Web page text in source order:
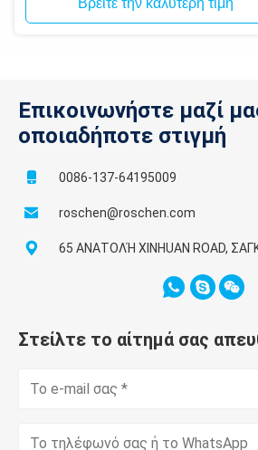
Βρείτε την καλύτερη τιμή
Επικοινωνήστε μαζί
οποιαδήποτε στιγμή
0086-137-64195009
roschen@roschen.com
65 ΑΝΑΤΟΛΉ XINHUAN ROAD,
Στείλτε το αίτημά σας